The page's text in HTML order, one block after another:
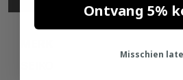
Ontvang 5%
Misschien